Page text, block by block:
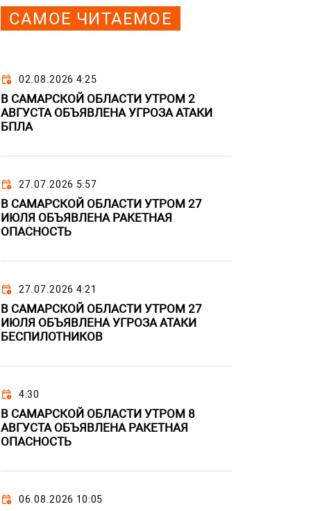
САМОЕ ЧИТАЕМОЕ
02.08.2026 4:25
В САМАРСКОЙ ОБЛАСТИ УТРОМ 2
АВГУСТА ОБЪЯВЛЕНА УГРОЗА АТАКИ
БПЛА
27.07.2026 5:57
В САМАРСКОЙ ОБЛАСТИ УТРОМ 27
ИЮЛЯ ОБЪЯВЛЕНА РАКЕТНАЯ
ОПАСНОСТЬ
27.07.2026 4:21
В САМАРСКОЙ ОБЛАСТИ УТРОМ 27
ИЮЛЯ ОБЪЯВЛЕНА УГРОЗА АТАКИ
БЕСПИЛОТНИКОВ
4:30
В САМАРСКОЙ ОБЛАСТИ УТРОМ 8
АВГУСТА ОБЪЯВЛЕНА РАКЕТНАЯ
ОПАСНОСТЬ
06.08.2026 10:05